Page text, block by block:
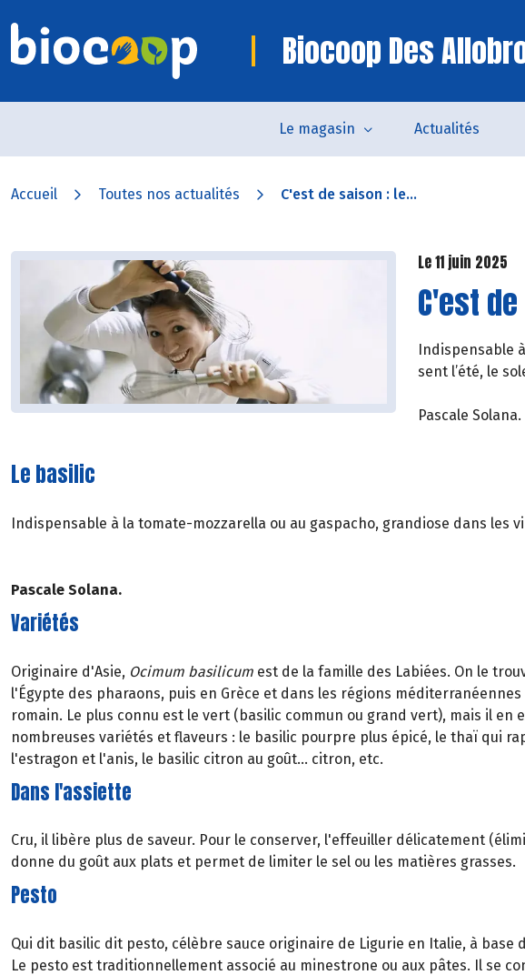
Biocoop Des
Le magasin Actualités
Accueil Toutes nos actualités C'est de saison : le...
Le 11 juin 2025
C'est
Indispensable
sent l’été, le
Pascale Solana.
Le basilic
Indispensable à la tomate-mozzarella ou au gaspacho, grandiose dans les
Pascale Solana.
Variétés
Originaire d'Asie, Ocimum basilicum est de la famille des Labiées. On le
l'Égypte des pharaons, puis en Grèce et dans les régions
romain. Le plus connu est le vert (basilic commun ou grand vert), mais il en
nombreuses variétés et flaveurs : le basilic pourpre plus épicé, le thaï qui
l'estragon et l'anis, le basilic citron au goût... citron, etc.
Dans l'assiette
Cru, il libère plus de saveur. Pour le conserver, l'effeuiller délicatement
donne du goût aux plats et permet de limiter le sel ou les matières grasses.
Pesto
Qui dit basilic dit pesto, célèbre sauce originaire de Ligurie en Italie, à base
Le pesto est traditionnellement associé au minestrone ou aux pâtes. Il se